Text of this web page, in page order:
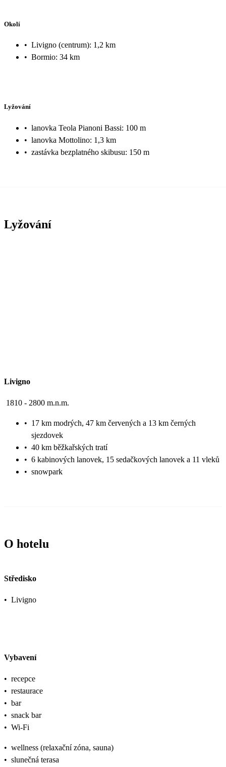
Okolí
• Livigno (centrum): 1,2 km
• Bormio: 34 km
Lyžování
• lanovka Teola Pianoni Bassi: 100 m
• lanovka Mottolino: 1,3 km
• zastávka bezplatného skibusu: 150 m
Lyžování
Livigno
1810 - 2800 m.n.m.
• 17 km modrých, 47 km červených a 13 km černých
sjezdovek
• 40 km běžkařských tratí
• 6 kabinových lanovek, 15 sedačkových lanovek a 11 vleků
• snowpark
O hotelu
Středisko
• Livigno
Vybavení
• recepce
• restaurace
• bar
• snack bar
• Wi-Fi
• wellness (relaxační zóna, sauna)
• slunečná terasa